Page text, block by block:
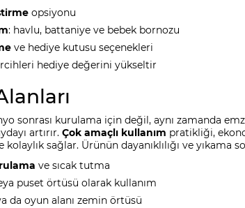
opsiyonu
: havlu, battaniye ve bebek bornozu
ve hediye kutusu seçenekleri
hediye değerini yükseltir
sonrası kurulama için değil, aynı zamanda
artırır. Çok amaçlı kullanım pratikliği,
sağlar. Ürünün dayanıklılığı ve
ve sıcak tutma
puset örtüsü olarak kullanım
da oyun alanı zemin örtüsü